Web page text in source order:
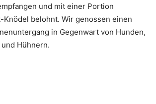
und mit einer Portion
Knödel belohnt. Wir genossen einen
in Gegenwart von Hunden,
Hühnern.